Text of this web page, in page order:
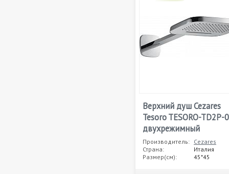
Верхний душ Cezares
Tesoro TESORO-TD2P-
двухрежимный
Производитель: Cezares
Страна:
Италия
Размер(см):
45*45